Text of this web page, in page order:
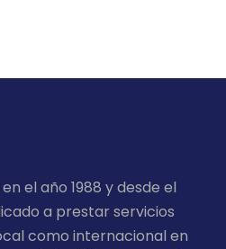
el año 1988 y desde el
a prestar servicios
como internacional en